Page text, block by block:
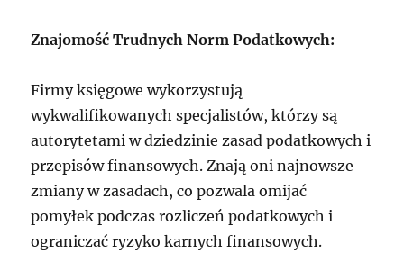
Znajomość Trudnych Norm Podatkowych:
Firmy księgowe wykorzystują
wykwalifikowanych specjalistów, którzy są
autorytetami w dziedzinie zasad podatkowych i
przepisów finansowych. Znają oni najnowsze
zmiany w zasadach, co pozwala omijać
pomyłek podczas rozliczeń podatkowych i
ograniczać ryzyko karnych finansowych.